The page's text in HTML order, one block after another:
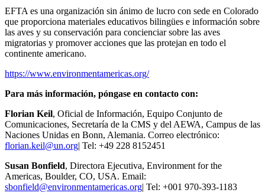
EFTA es una organización sin ánimo de lucro con sede en Colorado
que proporciona materiales educativos bilingües e información sobre
las aves y su conservación para concienciar sobre las aves
migratorias y promover acciones que las protejan en todo el
continente americano.
https://www.environmentamericas.org/
Para más información, póngase en contacto con:
Florian Keil, Oficial de Información, Equipo Conjunto de
Comunicaciones, Secretaría de la CMS y del AEWA, Campus de las
Naciones Unidas en Bonn, Alemania. Correo electrónico:
florian.keil@un.org| Tel: +49 228 8152451
Susan Bonfield, Directora Ejecutiva, Environment for the
Americas, Boulder, CO, USA. Email:
sbonfield@environmentamericas.org| Tel: +001 970-393-1183